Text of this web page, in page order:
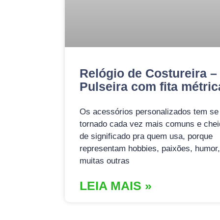
Relógio de Costureira –
Pulseira com fita
Os acessórios personalizados tem se
tornado cada vez mais comuns e
de significado pra quem usa, porque
representam hobbies, paixões,
muitas outras
LEIA MAIS »